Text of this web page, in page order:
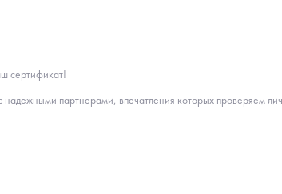
сертификат!
надежными партнерами, впечатления которых проверяем